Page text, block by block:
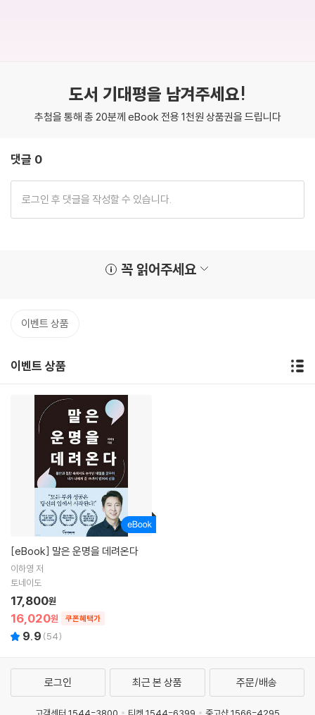
도서 기대평을 남겨주세요!
추첨을 통해 총 20분께 eBook 전용 1천원 상품권을 드립니다
댓글 0
꼭 읽어주세요
이벤트 상품
이벤트 상품
[eBook] 말은 운명을 데려온다
이하영 저
토네이도
16,020원 쿠폰혜택가
17,800원
9.9 (54)
로그인 최근 본 상품 주문/배송